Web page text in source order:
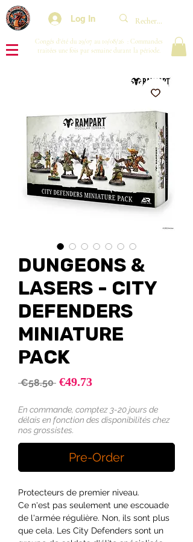
Log In
Congés d'été du 29/07 au 10/08/26 : Commandes
traitées une fois par semaine durant la période.
DUNGEONS &
LASERS - CITY
DEFENDERS
MINIATURE
PACK
€58.50 Regular
€49.73
En commande, comptez 3-20 jours de
délais en fonction des disponibilités chez
nos grossistes.
Pre-Order
Protecteurs de premier niveau.
Ce n'est pas seulement une escouade
de l'armée régulière. Non, ils sont plus
que cela. Les City Defenders sont un